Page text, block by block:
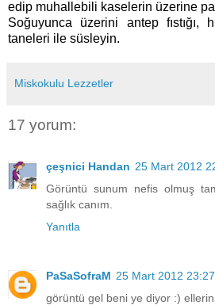
edip muhallebili kaselerin üzerine
Soğuyunca üzerini antep
taneleri ile süsleyin.
Miskokulu Lezzetler
17 yorum:
çeşnici Handan 25 Mart 2012
Görüntü sunum nefis olmuş
sağlık canım.
Yanıtla
PaSaSofraM 25 Mart 2012 23:27
görüntü gel beni ye diyor :)